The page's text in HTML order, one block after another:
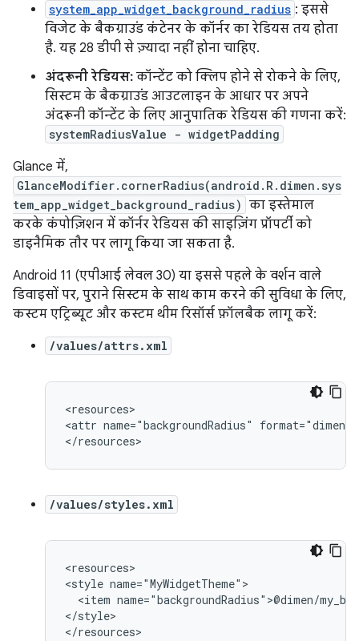
system_app_widget_background_radius : इससे
विजेट के बैकग्राउंड कंटेनर के कॉर्नर का रेडियस तय होता
है. यह 28 डीपी से ज़्यादा नहीं होना चाहिए.
अंदरूनी रेडियस: कॉन्टेंट को क्लिप होने से रोकने के लिए,
सिस्टम के बैकग्राउंड आउटलाइन के आधार पर अपने
अंदरूनी कॉन्टेंट के लिए आनुपातिक रेडियस की गणना करें:
systemRadiusValue - widgetPadding
Glance में,
GlanceModifier.cornerRadius(android.R.dimen.sys
tem_app_widget_background_radius) का इस्तेमाल
करके कंपोज़िशन में कॉर्नर रेडियस की साइज़िंग प्रॉपर्टी को
डाइनैमिक तौर पर लागू किया जा सकता है.
Android 11 (एपीआई लेवल 30) या इससे पहले के वर्शन वाले
डिवाइसों पर, पुराने सिस्टम के साथ काम करने की सुविधा के लिए,
कस्टम एट्रिब्यूट और कस्टम थीम रिसॉर्स फ़ॉलबैक लागू करें:
/values/attrs.xml
<resources>
<attr name="backgroundRadius"
/values/styles.xml
<resources>
<style
<item name="backgroundRadius">@dimen/
</style>